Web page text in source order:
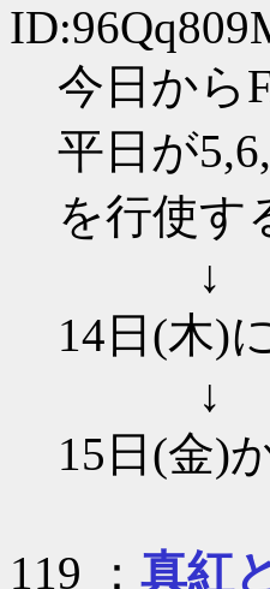
今日から
平日が
を行使す
↓
14日(木)
↓
15日(金)
119 ： 真紅